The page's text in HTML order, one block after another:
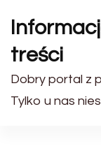
treści
Dobry portal z
Tylko u nas